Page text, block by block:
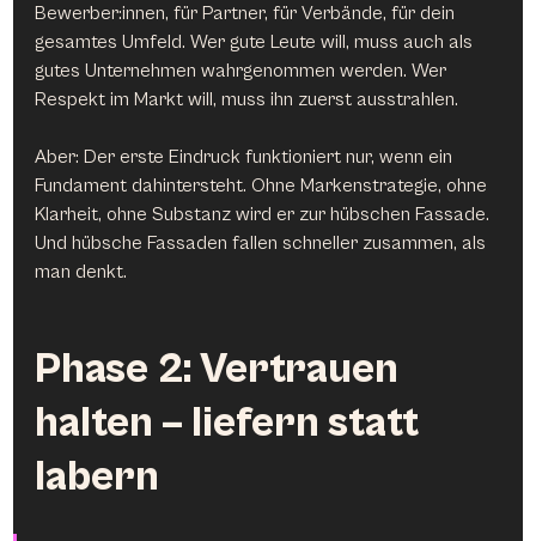
Bewerber:innen, für Partner, für Verbände, für dein
gesamtes Umfeld. Wer gute Leute will, muss auch als
gutes Unternehmen wahrgenommen werden. Wer
Respekt im Markt will, muss ihn zuerst ausstrahlen.
Aber: Der erste Eindruck funktioniert nur, wenn ein
Fundament dahintersteht. Ohne Markenstrategie, ohne
Klarheit, ohne Substanz wird er zur hübschen Fassade.
Und hübsche Fassaden fallen schneller zusammen, als
man denkt.
Phase 2: Vertrauen
halten – liefern statt
labern